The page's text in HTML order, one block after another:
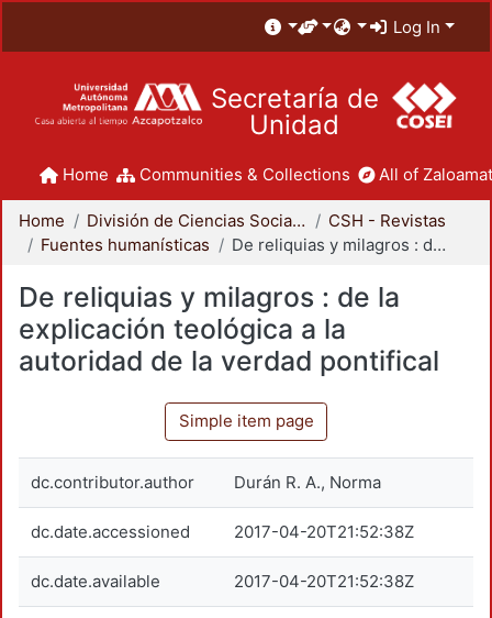
Log In
Secretaría de
Unidad
Home Communities & Collections All of
Home División de Ciencias Sociales y Humanidades
CSH - Revistas
Fuentes humanísticas
De reliquias y milagros : de la explicación teológica a la autoridad de la verdad pontifical
De reliquias y milagros : de la
explicación teológica a la
autoridad de la verdad pontifical
Simple item page
dc.contributor.author Durán R. A., Norma
dc.date.accessioned 2017-04-20T21:52:38Z
dc.date.available 2017-04-20T21:52:38Z